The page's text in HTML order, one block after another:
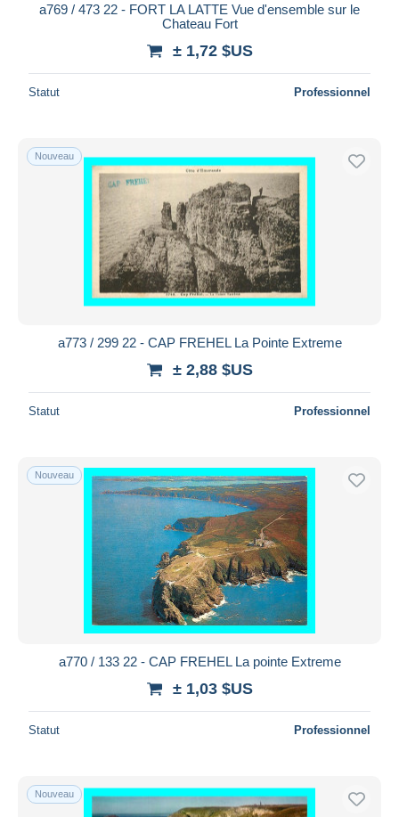
a769 / 473 22 - FORT LA LATTE Vue d'ensemble sur le
Chateau Fort
± 1,72 $US
Statut Professionnel
Nouveau
a773 / 299 22 - CAP FREHEL La Pointe Extreme
± 2,88 $US
Statut Professionnel
Nouveau
a770 / 133 22 - CAP FREHEL La pointe Extreme
± 1,03 $US
Statut Professionnel
Nouveau